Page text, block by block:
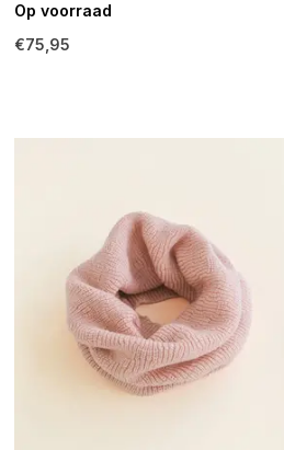
Op voorraad
€75,95